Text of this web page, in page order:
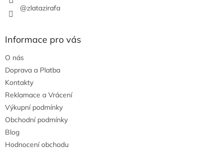
@zlatazirafa
Informace pro vás
O nás
Doprava a Platba
Kontakty
Reklamace a Vrácení
Výkupní podmínky
Obchodní podmínky
Blog
Hodnocení obchodu